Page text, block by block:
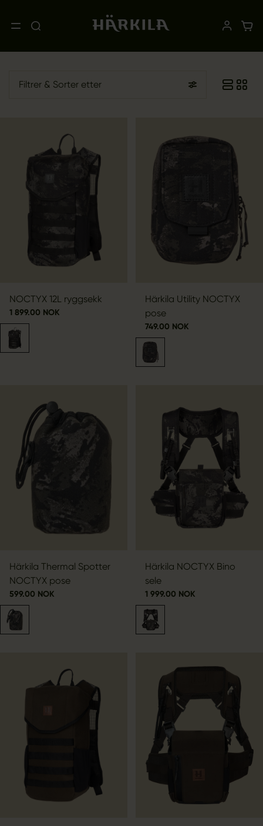
Filtrer & Sorter etter
NOCTYX 12L ryggsekk
1 899.00 NOK
Härkila Utility NOCTYX
pose
749.00 NOK
Härkila Thermal Spotter
NOCTYX pose
599.00 NOK
Härkila NOCTYX Bino
sele
1 999.00 NOK